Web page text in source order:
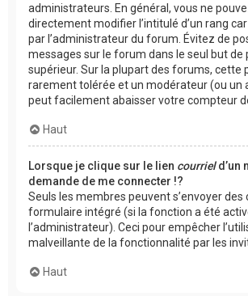
administrateurs. En général, vous ne
directement modifier l’intitulé d’un rang
par l’administrateur du forum. Évitez de
messages sur le forum dans le seul but de
supérieur. Sur la plupart des forums, cette
rarement tolérée et un modérateur (ou un
peut facilement abaisser votre compteur
Haut
Lorsque je clique sur le lien courrield’un
demande de me connecter !?
Seuls les membres peuvent s’envoyer des
formulaire intégré (si la fonction a été
l’administrateur). Ceci pour empêcher
malveillante de la fonctionnalité par les
Haut